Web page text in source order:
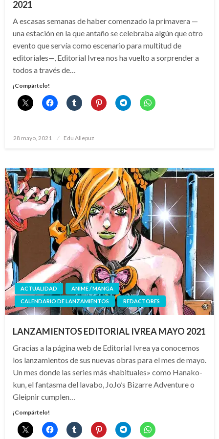
2021
A escasas semanas de haber comenzado la primavera —
una estación en la que antaño se celebraba algún que otro
evento que servía como escenario para multitud de
editoriales—, Editorial Ivrea nos ha vuelto a sorprender a
todos a través de…
¡Compártelo!
Publicado
28 mayo, 2021 Edu Allepuz
ACTUALIDAD
ANIME / MANGA
CALENDARIO DE LANZAMIENTOS
REDACTORES
LANZAMIENTOS EDITORIAL IVREA MAYO 2021
Gracias a la página web de Editorial Ivrea ya conocemos
los lanzamientos de sus nuevas obras para el mes de mayo.
Un mes donde las series más «habituales» como Hanako-
kun, el fantasma del lavabo, JoJo’s Bizarre Adventure o
Gleipnir cumplen…
¡Compártelo!